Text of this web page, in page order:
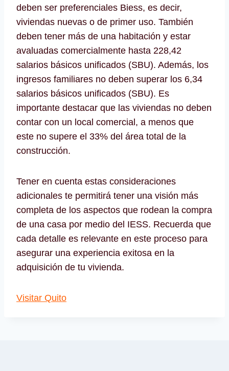
deben ser preferenciales Biess, es decir,
viviendas nuevas o de primer uso. También
deben tener más de una habitación y estar
avaluadas comercialmente hasta 228,42
salarios básicos unificados (SBU). Además, los
ingresos familiares no deben superar los 6,34
salarios básicos unificados (SBU). Es
importante destacar que las viviendas no deben
contar con un local comercial, a menos que
este no supere el 33% del área total de la
construcción.
Tener en cuenta estas consideraciones
adicionales te permitirá tener una visión más
completa de los aspectos que rodean la compra
de una casa por medio del IESS. Recuerda que
cada detalle es relevante en este proceso para
asegurar una experiencia exitosa en la
adquisición de tu vivienda.
Visitar Quito